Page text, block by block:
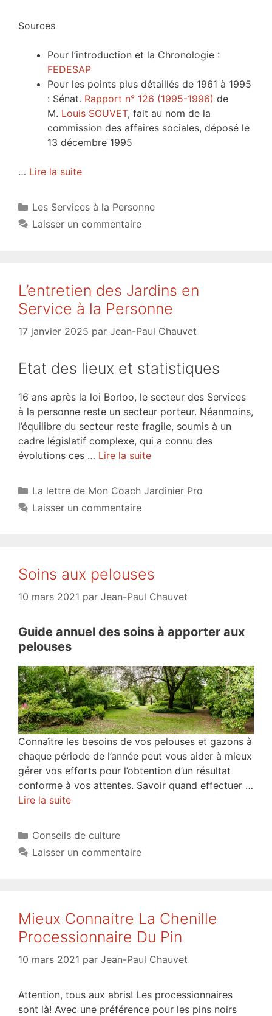
Sources
Pour l’introduction et la Chronologie :
FEDESAP
Pour les points plus détaillés de 1961 à 1995
: Sénat. Rapport n° 126 (1995-1996) de
M. Louis SOUVET, fait au nom de la
commission des affaires sociales, déposé le
13 décembre 1995
… Lire la suite
Catégories
Les Services à la Personne
Laisser un commentaire
L’entretien des Jardins en
Service à la Personne
17 janvier 2025 par Jean-Paul Chauvet
Etat des lieux et statistiques
16 ans après la loi Borloo, le secteur des Services
à la personne reste un secteur porteur. Néanmoins,
l’équilibre du secteur reste fragile, soumis à un
cadre législatif complexe, qui a connu des
évolutions ces … Lire la suite
Catégories
La lettre de Mon Coach Jardinier Pro
Laisser un commentaire
Soins aux pelouses
10 mars 2021 par Jean-Paul Chauvet
Guide annuel des soins à apporter aux
pelouses
Connaître les besoins de vos pelouses et gazons à
chaque période de l’année peut vous aider à mieux
gérer vos efforts pour l’obtention d’un résultat
conforme à vos attentes. Savoir quand effectuer …
Lire la suite
Catégories
Conseils de culture
Laisser un commentaire
Mieux Connaitre La Chenille
Processionnaire Du Pin
10 mars 2021 par Jean-Paul Chauvet
Attention, tous aux abris! Les processionnaires
sont là! Avec une préférence pour les pins noirs